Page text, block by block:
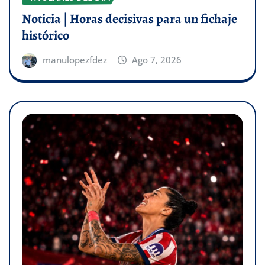
Noticia | Horas decisivas para un fichaje
histórico
manulopezfdez Ago 7, 2026